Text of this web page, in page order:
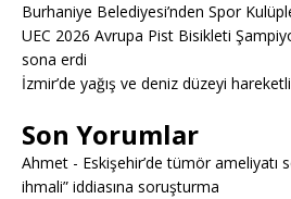
Burhaniye Belediyesi’nden Spor
UEC 2026 Avrupa Pist Bisikleti
sona erdi
İzmir’de yağış ve deniz düzeyi
Son Yorumlar
Ahmet - Eskişehir’de tümör ameliyatı
ihmali” iddiasına soruşturma